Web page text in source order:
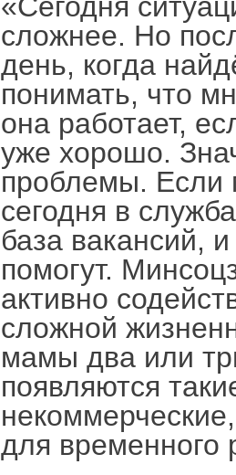
сложнее. Но
день, когда
понимать, что
она работает,
уже хорошо.
проблемы. Если
сегодня в
база вакансий,
помогут.
активно
сложной
мамы два или
появляются
для временного